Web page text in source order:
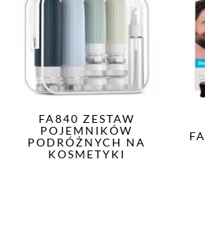
FA840 ZESTAW
POJEMNIKÓW
PODRÓŻNYCH NA
KOSMETYKI